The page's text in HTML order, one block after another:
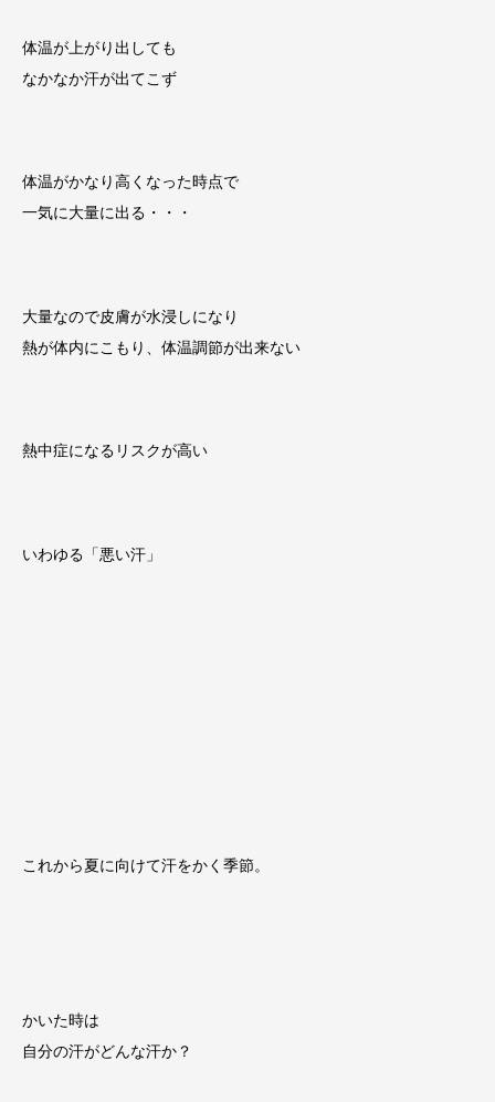
体温が上がり出しても
なかなか汗が出てこず
体温がかなり高くなった時点で
一気に大量に出る・・・
大量なので皮膚が水浸しになり
熱が体内にこもり、体温調節が出来ない
熱中症になるリスクが高い
いわゆる「悪い汗」
これから夏に向けて汗をかく季節。
かいた時は
自分の汗がどんな汗か？